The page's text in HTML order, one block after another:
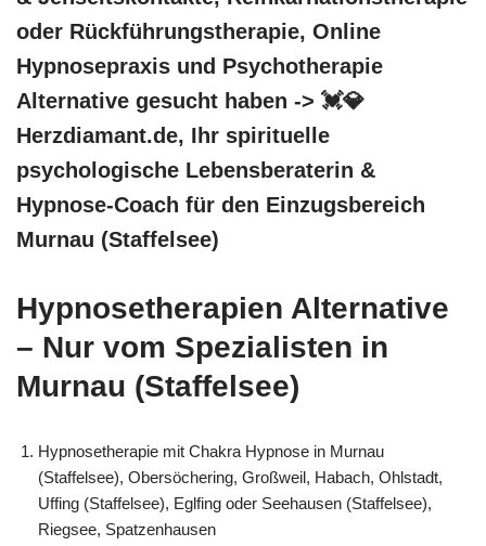
oder Rückführungstherapie, Online
Hypnosepraxis und Psychotherapie
Alternative gesucht haben -> 💓️💎
Herzdiamant.de, Ihr spirituelle
psychologische Lebensberaterin &
Hypnose-Coach für den Einzugsbereich
Murnau (Staffelsee)
Hypnosetherapien Alternative
– Nur vom Spezialisten in
Murnau (Staffelsee)
Hypnosetherapie mit Chakra Hypnose in Murnau
(Staffelsee), Obersöchering, Großweil, Habach, Ohlstadt,
Uffing (Staffelsee), Eglfing oder Seehausen (Staffelsee),
Riegsee, Spatzenhausen